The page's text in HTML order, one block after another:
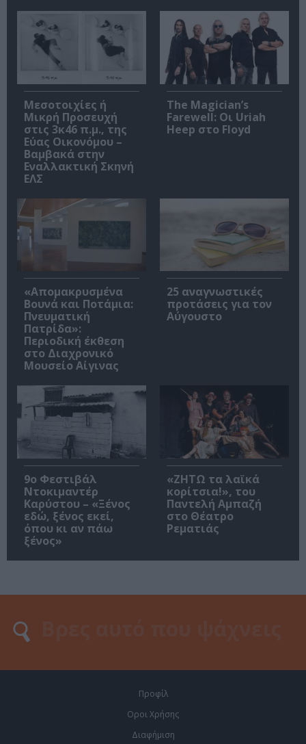
Μεσοτοιχίες ή
Μικρή Προσευχή
στις 3κ46 π.μ., της
Εύας Οικονόμου –
Βαμβακά στην
Εναλλακτική Σκηνή
ΕΛΣ
The Magician’s
Farewell: Οι Uriah
Heep στο Floyd
«Απομακρυσμένα
Βουνά και Ποτάμια:
Πνευματική
Πατρίδα»:
Περιοδική έκθεση
στο Διαχρονικό
Μουσείο Αίγινας
25 αναγνωστικές
προτάσεις για τον
Αύγουστο
9ο Φεστιβάλ
Ντοκιμαντέρ
Καρύστου – «Ξένος
εδώ, ξένος εκεί,
όπου κι αν πάω
ξένος»
«ΖΗΤΩ τα λαϊκά
κορίτσια!», του
Παντελή Αμπαζή
στο Θέατρο
Ρεματιάς
Προφίλ
Οροι Χρήσης
Διαφήμιση